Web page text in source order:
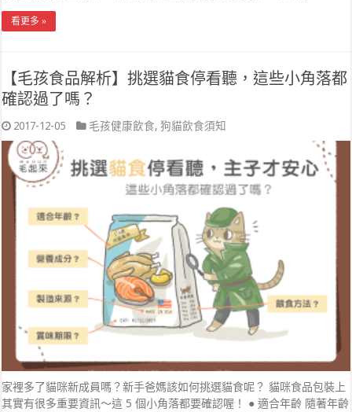
看更多 »
【毛孩食品解析】挑選貓食停看聽，這些小角落都
確認過了嗎？
2017-12-05 毛孩健康飲食,狗貓飲食須知
家裡多了貓咪新成員嗎？新手爸媽該如何挑選貓食呢？ 貓咪食品包裝上
其實有很多重要資訊～這 5 個小角落都要確認喔！ ● 適合年齡 隨著年齡